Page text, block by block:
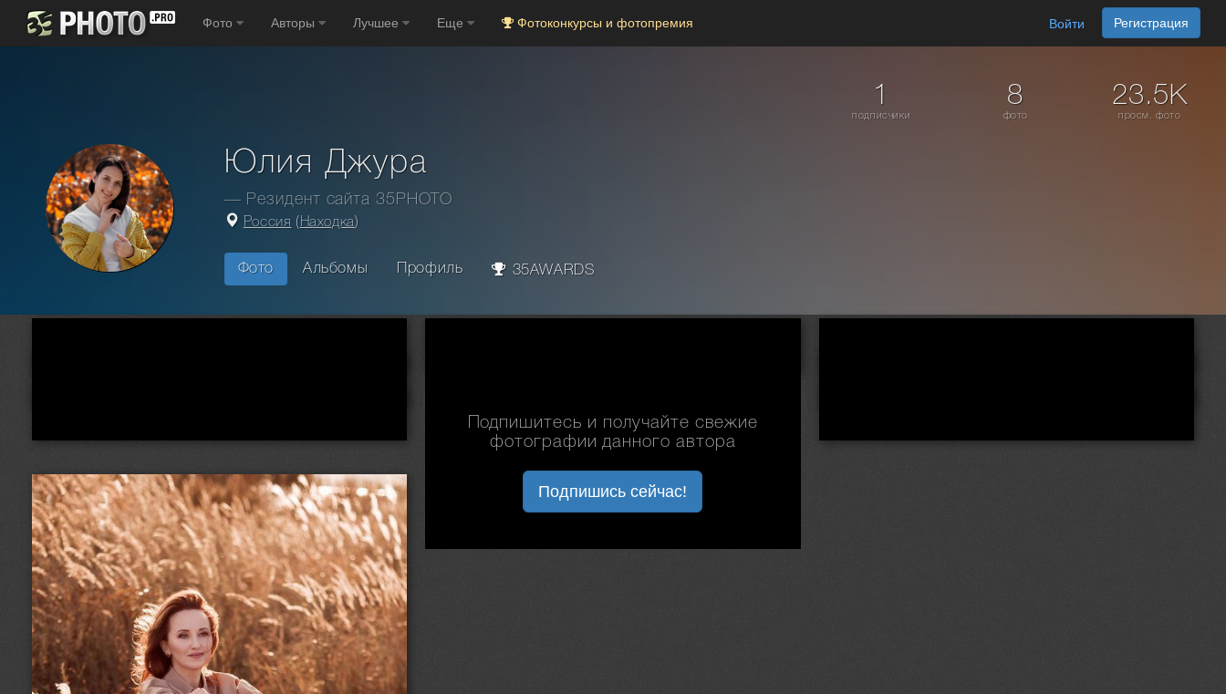
Фото Авторы Лучшее Еще Фотоконкурсы и фотопремия Войти Регистрация
1
подписчики
8
фото
23.5K
просм. фото
Юлия Джура
— Резидент сайта 35PHOTO
Россия ( Находка)
Фото Альбомы Профиль 35AWARDS
Подпишитесь и получайте свежие
фотографии данного автора
Подпишись сейчас!